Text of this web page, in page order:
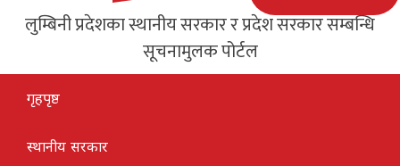
लुम्बिनी प्रदेशका स्थानीय सरकार र प्रदेश सरकार सम्बन्धि
सूचनामुलक पोर्टल
गृहपृष्ठ
स्थानीय सरकार